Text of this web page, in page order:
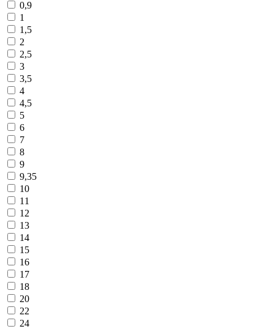
0,9
1
1,5
2
2,5
3
3,5
4
4,5
5
6
7
8
9
9,35
10
11
12
13
14
15
16
17
18
20
22
24